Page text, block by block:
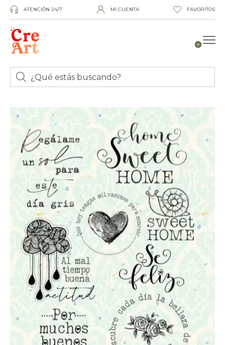
ATENCIÓN 24/7 MI CUENTA FAVORITOS
0